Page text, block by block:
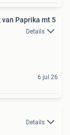
Paprika mt 5
Details
6 jul 26
Details